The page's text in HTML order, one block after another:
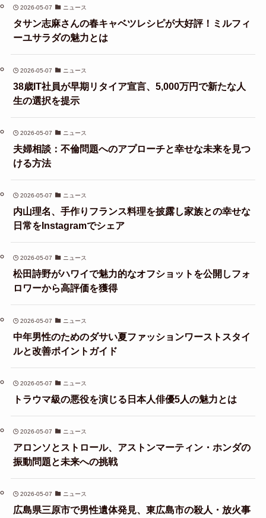
2026-05-07 ニュース
タサン志麻さんの春キャベツレシピが大好評！ミルフィ
ーユサラダの魅力とは
2026-05-07 ニュース
38歳IT社員が早期リタイア宣言、5,000万円で新たな人
生の選択を提示
2026-05-07 ニュース
夫婦相談：不倫問題へのアプローチと幸せな未来を見つ
ける方法
2026-05-07 ニュース
内山理名、手作りフランス料理を披露し家族との幸せな
日常をInstagramでシェア
2026-05-07 ニュース
松田詩野がハワイで魅力的なオフショットを公開しフォ
ロワーから高評価を獲得
2026-05-07 ニュース
中年男性のためのダサい夏ファッションワーストスタイ
ルと改善ポイントガイド
2026-05-07 ニュース
トラウマ級の悪役を演じる日本人俳優5人の魅力とは
2026-05-07 ニュース
アロンソとストロール、アストンマーティン・ホンダの
振動問題と未来への挑戦
2026-05-07 ニュース
広島県三原市で男性遺体発見、東広島市の殺人・放火事